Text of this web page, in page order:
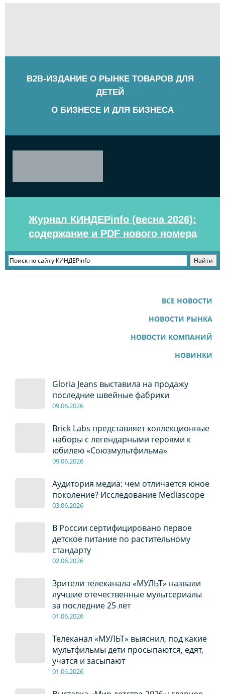
B2B-ИЗДАНИЕ О РЫНКЕ ТОВАРОВ ДЛЯ
ДЕТЕЙ
О БИЗНЕСЕ И ДЛЯ БИЗНЕСА
Журнал КИНДЕРinfo (весна 2026):
содержание и PDF нового номера
ВСЕ НОВОСТИ
НОВОСТИ РЫНКА
НОВОСТИ КОМПАНИЙ
НОВИНКИ
Gloria Jeans выставила на продажу
последние швейные фабрики
09.06.2026
Brick Labs представляет коллекционные
наборы с легендарными героями к
юбилею «Союзмультфильма»
09.06.2026
Аудитория медиа: чем отличается юное
поколение? Исследование Mediascope
03.06.2026
В России сертифицировано первое
детское питание по растительному
стандарту
02.06.2026
Зрители телеканала «МУЛЬТ» назвали
лучшие отечественные мультсериалы
за последние 25 лет
01.06.2026
Телеканал «МУЛЬТ» выяснил, под какие
мультфильмы дети просыпаются, едят,
учатся и засыпают
01.06.2026